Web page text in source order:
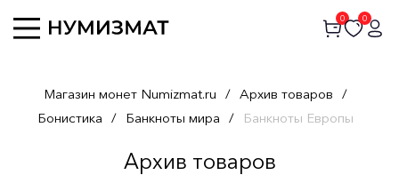
0 0
Магазин монет Numizmat.ru / Архив товаров /
Бонистика / Банкноты мира / Банкноты Европы
Архив товаров